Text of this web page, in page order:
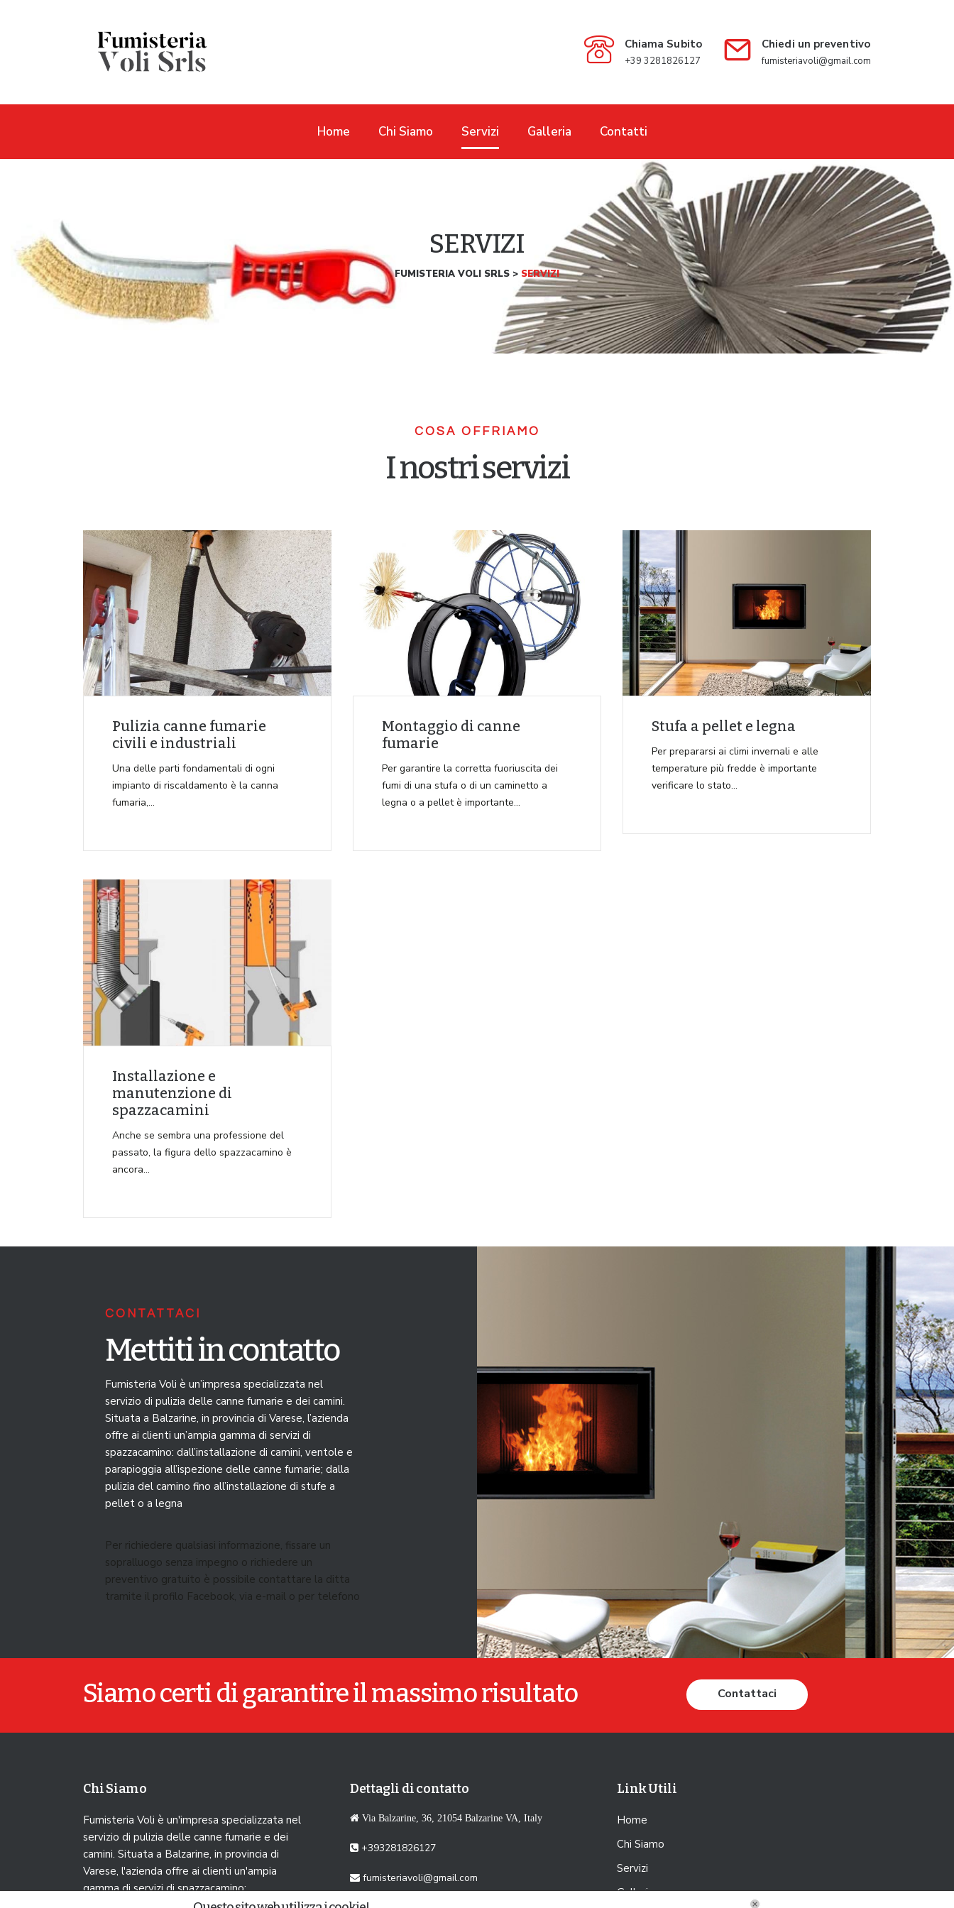
Chiama Subito
+39 3281826127
Chiedi un preventivo
fumisteriavoli@gmail.com
Home Chi Siamo Servizi Galleria Contatti
SERVIZI
FUMISTERIA VOLI SRLS > SERVIZI
COSA OFFRIAMO
I nostri servizi
Pulizia canne fumarie
civili e industriali
Una delle parti fondamentali di ogni
impianto di riscaldamento è la canna
fumaria,…
Montaggio di canne
fumarie
Per garantire la corretta fuoriuscita dei
fumi di una stufa o di un caminetto a
legna o a pellet è importante…
Stufa a pellet e legna
Per prepararsi ai climi invernali e alle
temperature più fredde è importante
verificare lo stato…
Installazione e
manutenzione di
spazzacamini
Anche se sembra una professione del
passato, la figura dello spazzacamino è
ancora…
CONTATTACI
Mettiti in contatto
Fumisteria Voli è un’impresa specializzata nel
servizio di pulizia delle canne fumarie e dei camini.
Situata a Balzarine, in provincia di Varese, l’azienda
offre ai clienti un’ampia gamma di servizi di
spazzacamino: dall’installazione di camini, ventole e
parapioggia all’ispezione delle canne fumarie; dalla
pulizia del camino fino all’installazione di stufe a
pellet o a legna
Per richiedere qualsiasi informazione, fissare un
sopralluogo senza impegno o richiedere un
preventivo gratuito è possibile contattare la ditta
tramite il profilo Facebook, via e-mail o per telefono
Siamo certi di garantire il massimo risultato Contattaci
Chi Siamo
Fumisteria Voli è un'impresa specializzata nel
servizio di pulizia delle canne fumarie e dei
camini. Situata a Balzarine, in provincia di
Varese, l'azienda offre ai clienti un'ampia
gamma di servizi di spazzacamino:
dall'installazione di camini, ventole e
Dettagli di contatto
Via Balzarine, 36, 21054 Balzarine VA, Italy
+393281826127
fumisteriavoli@gmail.com
Link Utili
Home
Chi Siamo
Servizi
Galleria